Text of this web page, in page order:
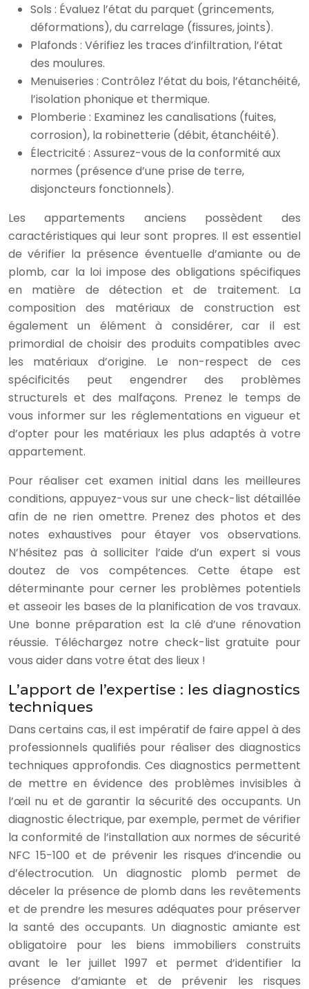
Sols : Évaluez l’état du parquet (grincements,
déformations), du carrelage (fissures, joints).
Plafonds : Vérifiez les traces d’infiltration, l’état
des moulures.
Menuiseries : Contrôlez l’état du bois, l’étanchéité,
l’isolation phonique et thermique.
Plomberie : Examinez les canalisations (fuites,
corrosion), la robinetterie (débit, étanchéité).
Électricité : Assurez-vous de la conformité aux
normes (présence d’une prise de terre,
disjoncteurs fonctionnels).
Les appartements anciens possèdent des
caractéristiques qui leur sont propres. Il est essentiel
de vérifier la présence éventuelle d’amiante ou de
plomb, car la loi impose des obligations spécifiques
en matière de détection et de traitement. La
composition des matériaux de construction est
également un élément à considérer, car il est
primordial de choisir des produits compatibles avec
les matériaux d’origine. Le non-respect de ces
spécificités peut engendrer des problèmes
structurels et des malfaçons. Prenez le temps de
vous informer sur les réglementations en vigueur et
d’opter pour les matériaux les plus adaptés à votre
appartement.
Pour réaliser cet examen initial dans les meilleures
conditions, appuyez-vous sur une check-list détaillée
afin de ne rien omettre. Prenez des photos et des
notes exhaustives pour étayer vos observations.
N’hésitez pas à solliciter l’aide d’un expert si vous
doutez de vos compétences. Cette étape est
déterminante pour cerner les problèmes potentiels
et asseoir les bases de la planification de vos travaux.
Une bonne préparation est la clé d’une rénovation
réussie. Téléchargez notre check-list gratuite pour
vous aider dans votre état des lieux !
L’apport de l’expertise : les diagnostics
techniques
Dans certains cas, il est impératif de faire appel à des
professionnels qualifiés pour réaliser des diagnostics
techniques approfondis. Ces diagnostics permettent
de mettre en évidence des problèmes invisibles à
l’œil nu et de garantir la sécurité des occupants. Un
diagnostic électrique, par exemple, permet de vérifier
la conformité de l’installation aux normes de sécurité
NFC 15-100 et de prévenir les risques d’incendie ou
d’électrocution. Un diagnostic plomb permet de
déceler la présence de plomb dans les revêtements
et de prendre les mesures adéquates pour préserver
la santé des occupants. Un diagnostic amiante est
obligatoire pour les biens immobiliers construits
avant le 1er juillet 1997 et permet d’identifier la
présence d’amiante et de prévenir les risques